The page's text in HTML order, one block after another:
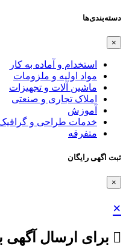
دسته‌بندی‌ها
×
استخدام و آماده به کار
مواد اولیه و ملزومات
ماشین آلات و تجهیزات
املاک تجاری و صنعتی
آموزش
خدمات طراحی و
متفرقه
ثبت اگهی رایگان
×
×
برای ارسال آگهی